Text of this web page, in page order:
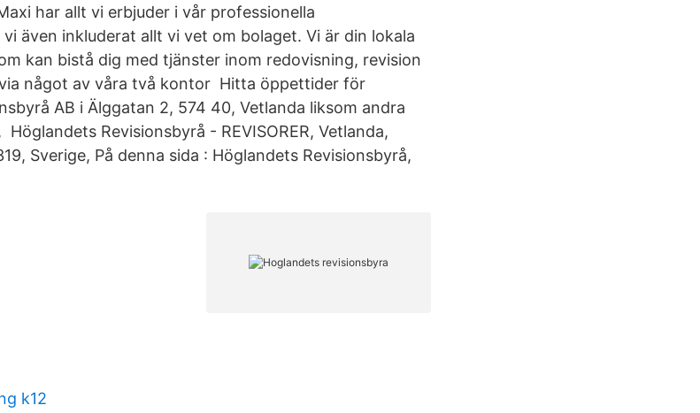
har allt vi erbjuder i vår professionella
även inkluderat allt vi vet om bolaget. Vi är din lokala
kan bistå dig med tjänster inom redovisning, revision
något av våra två kontor Hitta öppettider för
AB i Älggatan 2, 574 40, Vetlanda liksom andra
Revisionsbyrå - REVISORER, Vetlanda,
Sverige, På denna sida : Höglandets Revisionsbyrå,
k12